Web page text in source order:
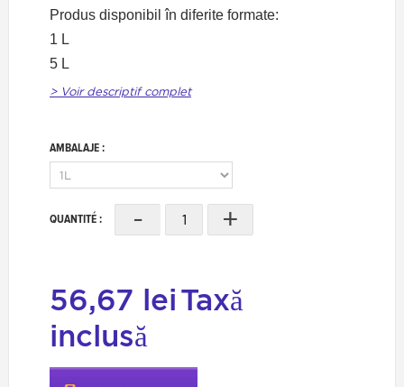
Produs disponibil în diferite formate:
1 L
5 L
> Voir descriptif complet
AMBALAJE :
QUANTITÉ : - +
56,67 leiTaxă
inclusă